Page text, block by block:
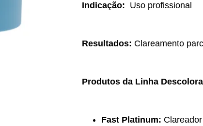
Indicação: Uso profissional
Resultados: Clareamento
Produtos da Linha
Fast Platinum: